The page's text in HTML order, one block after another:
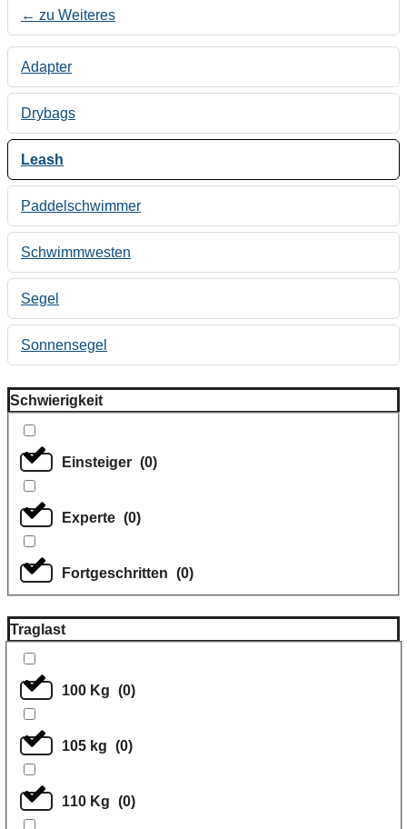
← zu Weiteres
Adapter
Drybags
Leash
Paddelschwimmer
Schwimmwesten
Segel
Sonnensegel
Schwierigkeit
Einsteiger (0)
Experte (0)
Fortgeschritten (0)
Traglast
100 Kg (0)
105 kg (0)
110 Kg (0)